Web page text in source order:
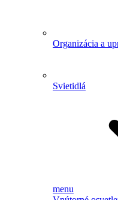
Organizácia a
Svietidlá
menu